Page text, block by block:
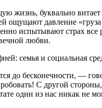
жизнь, буквально
ощущают давление
испытывают страх
любви.
семья и социальная
до бесконечности, —
С другой
одни из нас никак